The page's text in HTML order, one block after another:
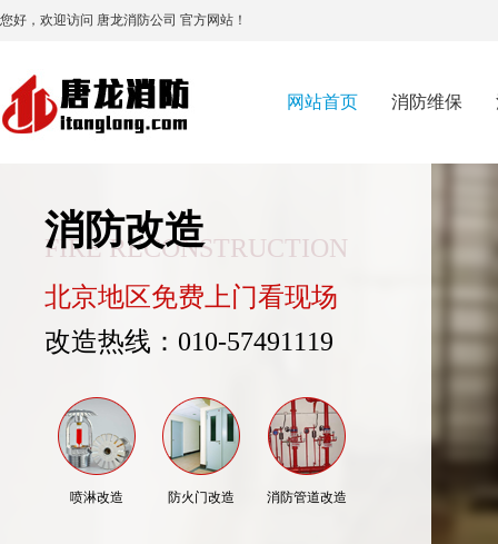
您好，欢迎访问 唐龙消防公司 官方网站！
网站首页 消防维保
消防改造
FIRE RECONSTRUCTION
北京地区免费上门看现场
改造热线：010-57491119
喷淋改造 防火门改造 消防管道改造